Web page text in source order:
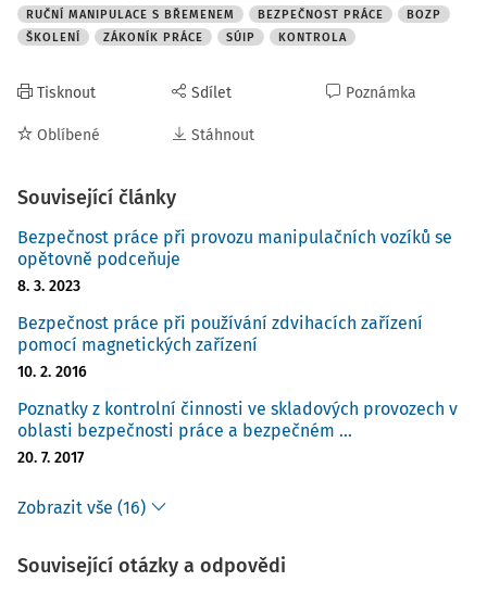
RUČNÍ MANIPULACE S BŘEMENEM
BEZPEČNOST PRÁCE
BOZP
ŠKOLENÍ
ZÁKONÍK PRÁCE SÚIP KONTROLA
Tisknout
Oblíbené
Sdílet
Stáhnout
Poznámka
Související články
Bezpečnost práce při provozu manipulačních vozíků se
opětovně podceňuje
8. 3. 2023
Bezpečnost práce při používání zdvihacích zařízení
pomocí magnetických zařízení
10. 2. 2016
Poznatky z kontrolní činnosti ve skladových provozech v
oblasti bezpečnosti práce a bezpečném ...
20. 7. 2017
Zobrazit vše (16)
Související otázky a odpovědi